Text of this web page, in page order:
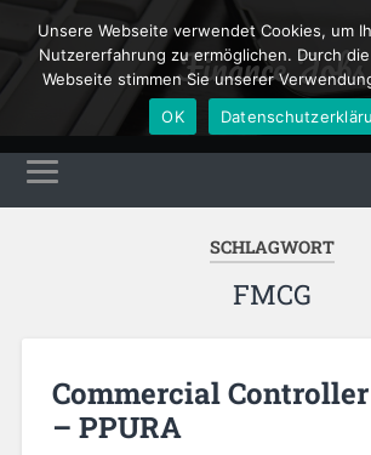
Finance Jobs
SCHLAGWORT
FMCG
Commercial
– PPURA
Unsere Webseite verwendet Cookies, um
Nutzererfahrung zu ermöglichen. Durch
Webseite stimmen Sie unserer
OK